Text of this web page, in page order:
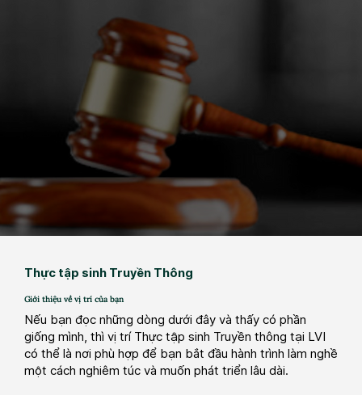
Thực tập sinh Truyền Thông
Giới thiệu về vị trí của bạn
Nếu bạn đọc những dòng dưới đây và thấy có phần
giống mình, thì vị trí Thực tập sinh Truyền thông tại LVI
có thể là nơi phù hợp để bạn bắt đầu hành trình làm nghề
một cách nghiêm túc và muốn phát triển lâu dài.